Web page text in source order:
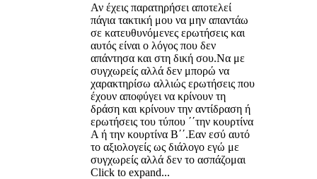
Αν έχεις παρατηρήσει αποτελεί
πάγια τακτική μου να μην απαντάω
σε κατευθυνόμενες ερωτήσεις και
αυτός είναι ο λόγος που δεν
απάντησα και στη δική σου.Να με
συγχωρείς αλλά δεν μπορώ να
χαρακτηρίσω αλλιώς ερωτήσεις που
έχουν αποφύγει να κρίνουν τη
δράση και κρίνουν την αντίδραση ή
ερωτήσεις του τύπου ΄΄την κουρτίνα
Α ή την κουρτίνα Β΄΄.Εαν εσύ αυτό
το αξιολογείς ως διάλογο εγώ με
συγχωρείς αλλά δεν το ασπάζομαι
Click to expand...